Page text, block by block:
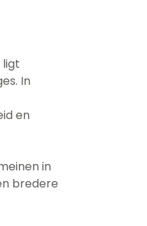
ligt
In
en
in
bredere